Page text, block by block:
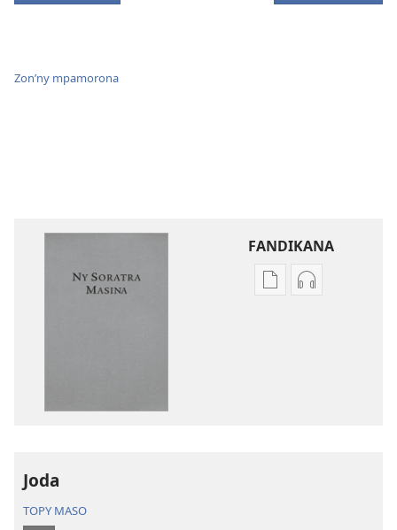
Zon’ny mpamorona
FANDIKANA
FandikanaFandikana
Joda
TOPY MASO